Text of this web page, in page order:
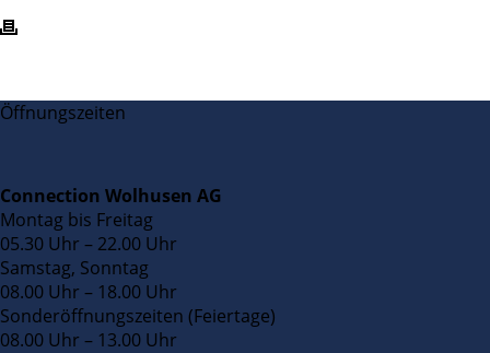
Öffnungszeiten
Connection Wolhusen AG
Montag bis Freitag
05.30 Uhr – 22.00 Uhr
Samstag, Sonntag
08.00 Uhr – 18.00 Uhr
Sonderöffnungszeiten (Feiertage)
08.00 Uhr – 13.00 Uhr